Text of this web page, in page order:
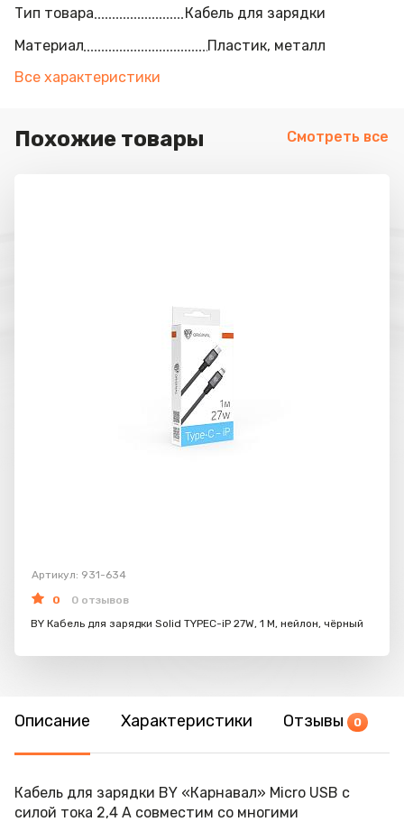
Тип товара
Кабель для зарядки
Материал
Пластик, металл
Все характеристики
Похожие товары Смотреть все
Артикул: 931-634
0
0 отзывов
BY Кабель для зарядки Solid TYPEC-iP 27W, 1 M, нейлон, чёрный
Описание Характеристики Отзывы 0
Кабель для зарядки BY «Карнавал» Micro USB с
силой тока 2,4 А совместим со многими